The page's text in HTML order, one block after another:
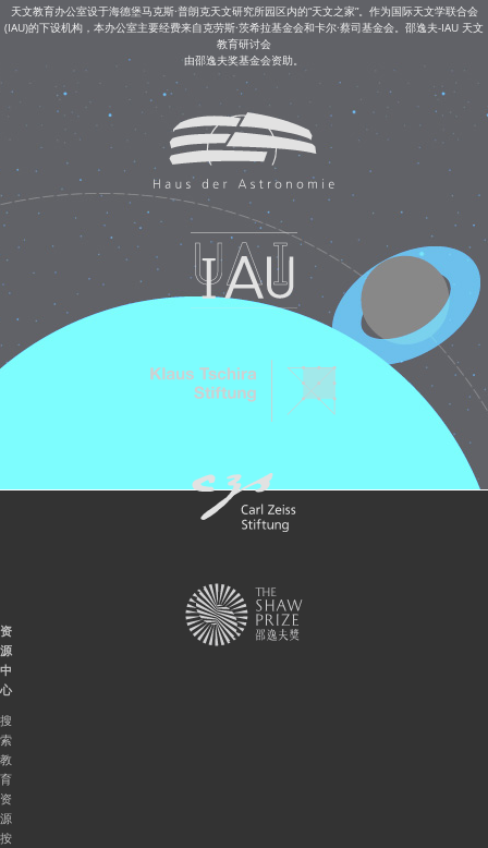
天文教育办公室设于海德堡马克斯·普朗克天文研究所园区内的“天文之家”。作为国际天文学联合会
(IAU)的下设机构，本办公室主要经费来自克劳斯·茨希拉基金会和卡尔·蔡司基金会。邵逸夫-IAU 天文
教育研讨会
由邵逸夫奖基金会资助。
资
源
中
心
搜
索
教
育
资
源
按